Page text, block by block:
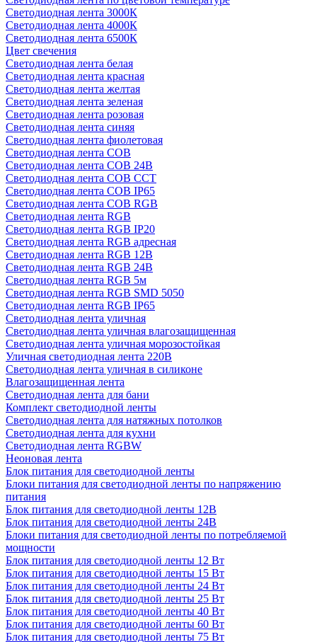
Светодиодная лента 3000К
Светодиодная лента 4000К
Светодиодная лента 6500К
Цвет свечения
Светодиодная лента белая
Светодиодная лента красная
Светодиодная лента желтая
Светодиодная лента зеленая
Светодиодная лента розовая
Светодиодная лента синяя
Светодиодная лента фиолетовая
Светодиодная лента COB
Светодиодная лента COB 24В
Светодиодная лента COB CCT
Светодиодная лента COB IP65
Светодиодная лента COB RGB
Светодиодная лента RGB
Светодиодная лента RGB IP20
Светодиодная лента RGB адресная
Светодиодная лента RGB 12В
Светодиодная лента RGB 24В
Светодиодная лента RGB 5м
Светодиодная лента RGB SMD 5050
Светодиодная лента RGB IP65
Светодиодная лента уличная
Светодиодная лента уличная влагозащищенная
Светодиодная лента уличная морозостойкая
Уличная светодиодная лента 220В
Светодиодная лента уличная в силиконе
Влагозащищенная лента
Светодиодная лента для бани
Комплект светодиодной ленты
Светодиодная лента для натяжных потолков
Светодиодная лента для кухни
Светодиодная лента RGBW
Неоновая лента
Блок питания для светодиодной ленты
Блоки питания для светодиодной ленты по напряжению
питания
Блок питания для светодиодной ленты 12В
Блок питания для светодиодной ленты 24В
Блоки питания для светодиодной ленты по потребляемой
мощности
Блок питания для светодиодной ленты 12 Вт
Блок питания для светодиодной ленты 15 Вт
Блок питания для светодиодной ленты 24 Вт
Блок питания для светодиодной ленты 25 Вт
Блок питания для светодиодной ленты 40 Вт
Блок питания для светодиодной ленты 60 Вт
Блок питания для светодиодной ленты 75 Вт